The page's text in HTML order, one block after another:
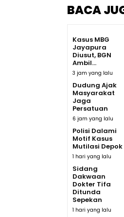
BACA
Kasus MBG
Jayapura
Diusut, BGN
Ambil...
3 jam yang lalu
Dudung Ajak
Masyarakat
Jaga
Persatuan
6 jam yang lalu
Polisi Dalami
Motif Kasus
Mutilasi Depok
1 hari yang lalu
Sidang
Dakwaan
Dokter Tifa
Ditunda
Sepekan
1 hari yang lalu